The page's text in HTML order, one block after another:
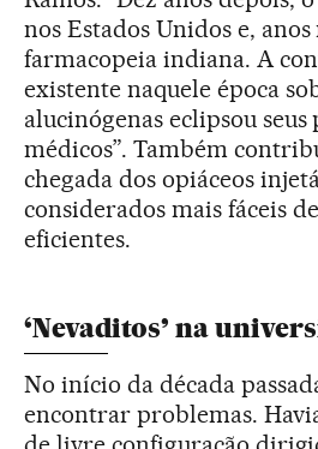
nos Estados Unidos e,
farmacopeia indiana. A
existente naquele época
alucinógenas eclipsou seus
médicos”. Também
chegada dos opiáceos
considerados mais fáceis
eficientes.
‘Nevaditos’ na
No início da década
encontrar problemas.